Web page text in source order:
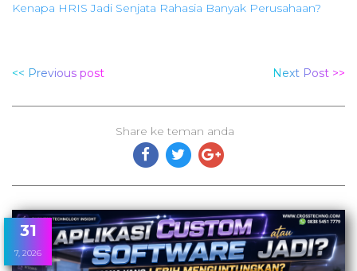
Kenapa HRIS Jadi Senjata Rahasia Banyak Perusahaan?
<< Previous post Next Post >>
Share ke teman anda
31
7, 2026